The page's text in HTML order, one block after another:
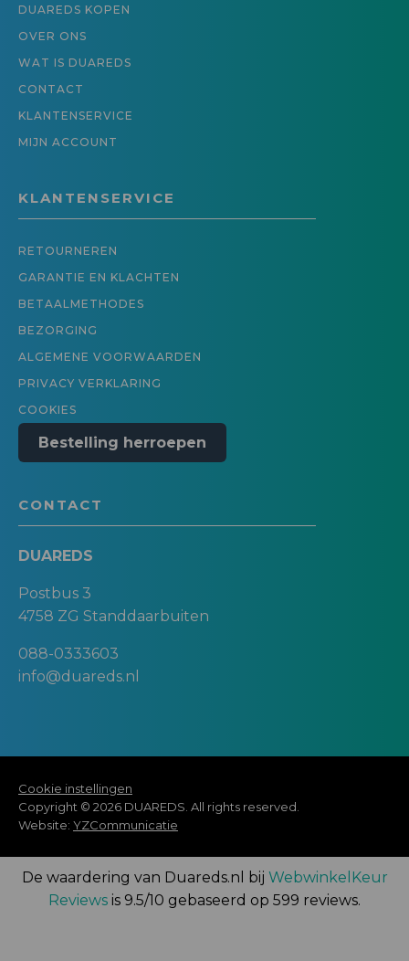
DUAREDS KOPEN
OVER ONS
WAT IS DUAREDS
CONTACT
KLANTENSERVICE
MIJN ACCOUNT
KLANTENSERVICE
RETOURNEREN
GARANTIE EN KLACHTEN
BETAALMETHODES
BEZORGING
ALGEMENE VOORWAARDEN
PRIVACY VERKLARING
COOKIES
Bestelling herroepen
CONTACT
DUAREDS
Postbus 3
4758 ZG Standdaarbuiten
088-0333603
info@duareds.nl
Cookie instellingen
Copyright © 2026 DUAREDS. All rights reserved.
Website: YZCommunicatie
De waardering van Duareds.nl bij WebwinkelKeur
Reviews is 9.5/10 gebaseerd op 599 reviews.